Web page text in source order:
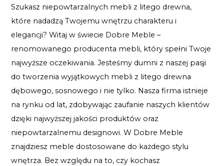
Szukasz niepowtarzalnych mebli z litego drewna,
które nadadzą Twojemu wnętrzu charakteru i
elegancji? Witaj w świecie Dobre Meble –
renomowanego producenta mebli, który spełni Twoje
najwyższe oczekiwania. Jesteśmy dumni z naszej pasji
do tworzenia wyjątkowych mebli z litego drewna
dębowego, sosnowego i nie tylko. Nasza firma istnieje
na rynku od lat, zdobywając zaufanie naszych klientów
dzięki najwyższej jakości produktów oraz
niepowtarzalnemu designowi. W Dobre Meble
znajdziesz meble dostosowane do każdego stylu
wnętrza. Bez względu na to, czy kochasz